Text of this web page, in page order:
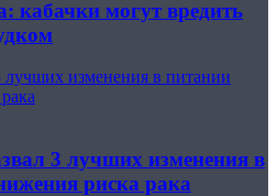
кабачки могут вредить
лучших изменения в питании
3 лучших изменения в
риска рака